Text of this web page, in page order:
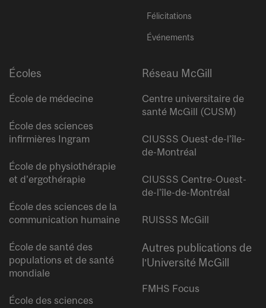
Félicitations
Événements
Écoles
École de médecine
École des sciences
infirmières Ingram
École de physiothérapie
et d’ergothérapie
École des sciences de la
communication humaine
École de santé des
populations et de santé
mondiale
École des sciences
Réseau McGill
Centre universitaire de
santé McGill (CUSM)
CIUSSS Ouest-de-l’île-
de-Montréal
CIUSSS Centre-Ouest-
de-l’île-de-Montréal
RUISSS McGill
Autres publications de
l’Université McGill
FMHS Focus